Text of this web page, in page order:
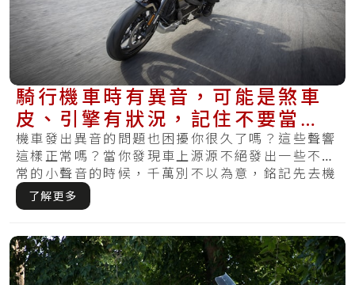
騎行機車時有異音，可能是煞車
皮、引擎有狀況，記住不要當作
沒聽見！
機車發出異音的問題也困擾你很久了嗎？這些聲響
這樣正常嗎？當你發現車上源源不絕發出一些不正
常的小聲音的時候，千萬別不以為意，銘記先去機
車維.....
了解更多